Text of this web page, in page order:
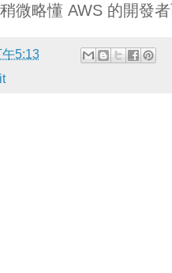
微略懂 AWS 的開發
5:13